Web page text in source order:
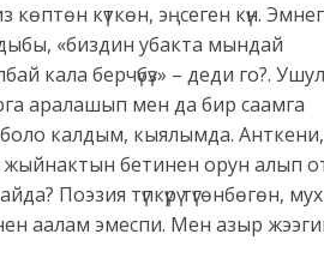
көптөн күткөн, эңсеген күн.
«биздин убакта мындай
кала берчүбүз» – деди го?. Ушул
аралашып мен да бир саамга
калдым, кыялымда. Анткени,
бетинен орун алып
Поэзия түпкүрү түгөнбөгөн,
аалам эмеспи. Мен азыр